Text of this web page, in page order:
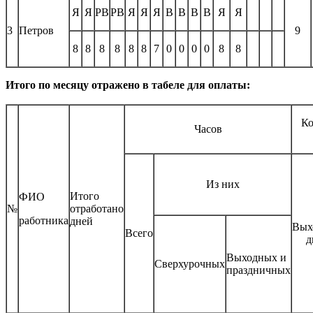
3 Петров
Я Я РВРВ Я Я Я В В В В Я
Я
9
8 8 8 8 8 8 7 0 0 0 0 8 8
Итого по месяцу отражено в табеле для оплаты:
№
ФИО
работника
Итого
отработано
дней
Часов
Всего
Из них
Сверхурочных
Выходных и
праздничных